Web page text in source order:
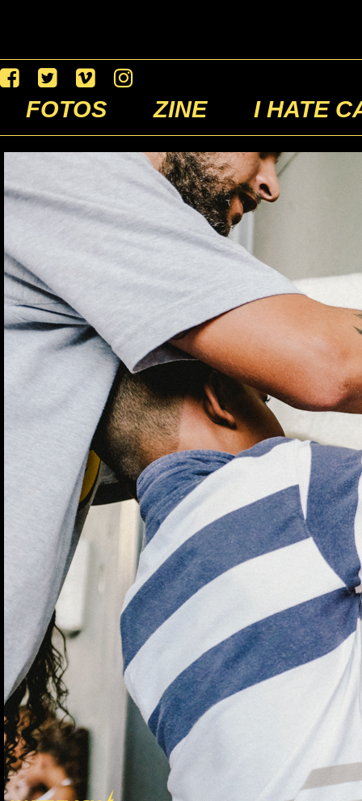
FOTOS ZINE I HATE